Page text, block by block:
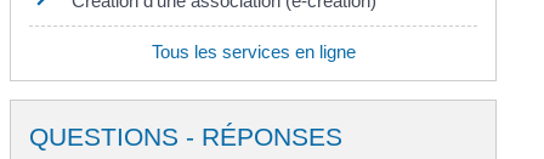
Tous les services en ligne
QUESTIONS - RÉPONSES